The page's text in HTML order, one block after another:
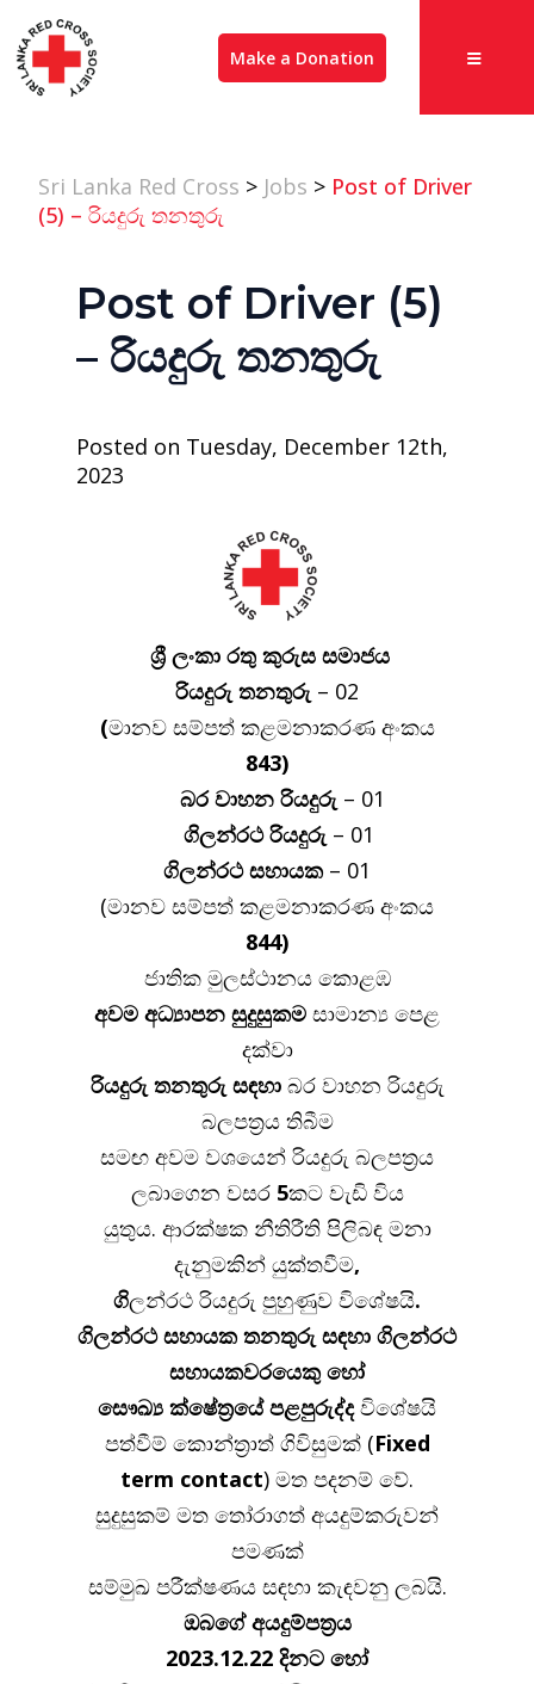
Make a Donation
Sri Lanka Red Cross > Jobs > Post of Driver
(5) – රියදුරු තනතුරු
Post of Driver (5)
– රියදුරු තනතුරු
Posted on Tuesday, December 12th,
2023
ශ්‍රී ලංකා රතු කුරුස සමාජය
රියදුරු තනතුරු – 02
(මානව සම්පත් කළමනාකරණ අංකය
843)
බර වාහන රියදුරු – 01
ගිලන්රථ රියදුරු – 01
ගිලන්රථ සහායක– 01
(මානව සම්පත් කළමනාකරණ අංකය
844)
ජාතික මුලස්ථානය කොළඹ
අවම අධ්‍යාපන සුදුසුකම සාමාන්‍ය පෙළ
දක්වා
රියදුරු තනතුරු සඳහා බර වාහන රියදුරු
බලපත්‍රය තිබීම
සමඟ අවම වශයෙන් රියදුරු බලපත්‍රය
ලබාගෙන වසර 5කට වැඩි විය
යුතුය. ආරක්ෂක නීතිරීති පිලිබඳ මනා
දැනුමකින් යුක්තවීම,
ගිලන්රථ රියදුරු පුහුණුව විශේෂයි.
ගිලන්රථ සහායකතනතුරු සඳහා ගිලන්රථ
සහායකවරයෙකු හෝ
සෞඛ්‍ය ක්ෂේත්‍රයේ පළපුරුද්දවිශේෂයි
පත්වීම් කොන්ත්‍රාත් ගිවිසුමක් (Fixed
term contact) මත පදනම් වේ.
සුදුසුකම් මත තෝරාගත් අයදුම්කරුවන්
පමණක්
සම්මුඛ පරීක්ෂණය සඳහා කැඳවනු ලබයි.
ඔබගේ අයදුම්පත්‍රය
2023.12.22 දිනට හෝ